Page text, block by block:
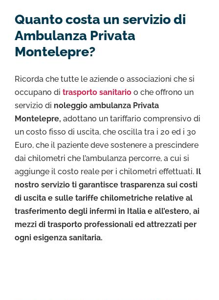
Quanto costa un servizio di
Ambulanza Privata
Montelepre?
Ricorda che tutte le aziende o associazioni che si
occupano di trasporto sanitario o che offrono un
servizio di noleggio ambulanza Privata
Montelepre, adottano un tariffario comprensivo di
un costo fisso di uscita, che oscilla tra i 20 ed i 30
Euro, che il paziente deve sostenere a prescindere
dai chilometri che l’ambulanza percorre, a cui si
aggiunge il costo reale per i chilometri effettuati. Il
nostro servizio ti garantisce trasparenza sui costi
di uscita e sulle tariffe chilometriche relative al
trasferimento degli infermi in Italia e all’estero, ai
mezzi di trasporto professionali ed attrezzati per
ogni esigenza sanitaria.